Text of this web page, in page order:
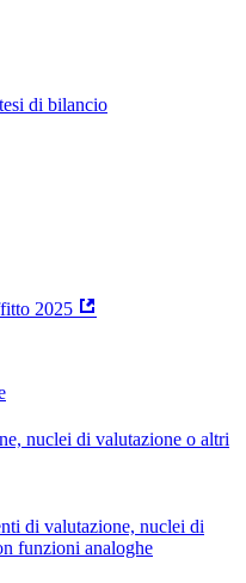
di bilancio
2025
nuclei di valutazione o altri
di valutazione, nuclei di
funzioni analoghe